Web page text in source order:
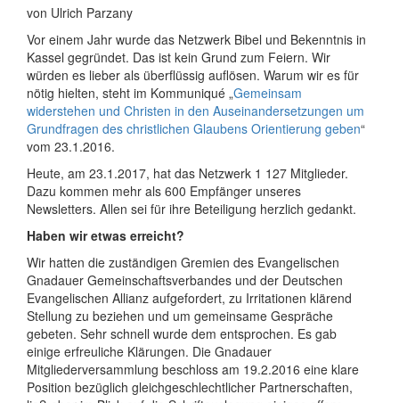
von Ulrich Parzany
Vor einem Jahr wurde das Netzwerk Bibel und Bekenntnis in
Kassel gegründet. Das ist kein Grund zum Feiern. Wir
würden es lieber als überflüssig auflösen. Warum wir es für
nötig hielten, steht im Kommuniqué „Gemeinsam
widerstehen und Christen in den Auseinandersetzungen um
Grundfragen des christlichen Glaubens Orientierung geben“
vom 23.1.2016.
Heute, am 23.1.2017, hat das Netzwerk 1 127 Mitglieder.
Dazu kommen mehr als 600 Empfänger unseres
Newsletters. Allen sei für ihre Beteiligung herzlich gedankt.
Haben wir etwas erreicht?
Wir hatten die zuständigen Gremien des Evangelischen
Gnadauer Gemeinschaftsverbandes und der Deutschen
Evangelischen Allianz aufgefordert, zu Irritationen klärend
Stellung zu beziehen und um gemeinsame Gespräche
gebeten. Sehr schnell wurde dem entsprochen. Es gab
einige erfreuliche Klärungen. Die Gnadauer
Mitgliederversammlung beschloss am 19.2.2016 eine klare
Position bezüglich gleichgeschlechtlicher Partnerschaften,